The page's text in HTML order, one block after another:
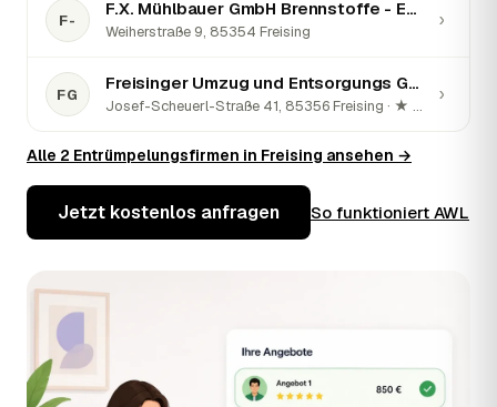
F-
F.X. Mühlbauer GmbH Brennstoffe - Entsorgung -Containerdienst
Weiherstraße 9, 85354 Freising
›
FG
Freisinger Umzug und Entsorgungs GmbH
Josef-Scheuerl-Straße 41, 85356 Freising · ★ 5 (23)
›
Alle 2 Entrümpelungsfirmen in Freising ansehen →
Jetzt kostenlos anfragen So funktioniert AWL